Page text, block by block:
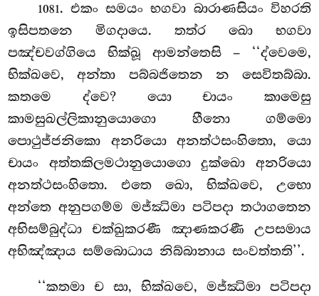
1081. එකංසමයං භගවා බාරාණසියං විහරති
ඉසිපතනෙ මිගදායෙ. තත්ර ඛො භගවා
පඤ්චවග්ගියෙ භික්ඛූ ආමන්තෙසි – ‘‘ද්වෙමෙ,
භික්ඛවෙ, අන්තා පබ්බජිතෙන න සෙවිතබ්බා.
කතමෙ ද්වෙ? යො චායං කාමෙසු
කාමසුඛල්ලිකානුයොගො හීනො ගම්මො
පොථුජ්ජනිකො අනරියො අනත්ථසංහිතො, යො
චායං අත්තකිලමථානුයොගො දුක්ඛො අනරියො
අනත්ථසංහිතො. එතෙ ඛො, භික්ඛවෙ, උභො
අන්තෙ අනුපගම්ම මජ්ඣිමා පටිපදා තථාගතෙන
අභිසම්බුද්ධා චක්ඛුකරණී ඤාණකරණී උපසමාය
අභිඤ්ඤාය සම්බොධාය නිබ්බානාය සංවත්තති’’.
‘‘කතමා ච සා, භික්ඛවෙ, මජ්ඣිමා පටිපදා